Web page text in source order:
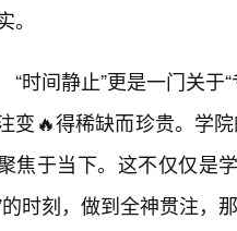
。
“时间静止”更是一门关
变🔥得稀缺而珍贵。学
焦于当下。这不仅仅是
的时刻，做到全神贯注，